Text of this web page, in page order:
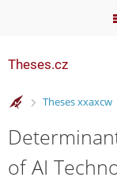
Theses.cz
>
Theses xxaxcw
of AI